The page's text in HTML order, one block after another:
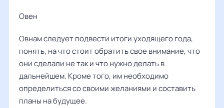
Овен
Овнам следует подвести итоги уходящего года,
понять, на что стоит обратить свое внимание, что
они сделали не так и что нужно делать в
дальнейшем. Кроме того, им необходимо
определиться со своими желаниями и составить
планы на будущее.